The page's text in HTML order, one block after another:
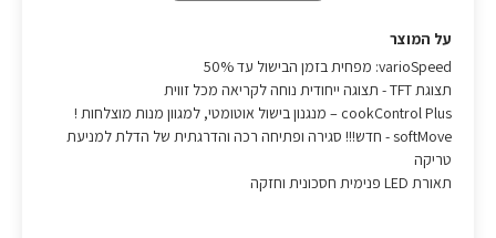
על המוצר
varioSpeed: מפחית בזמן הבישול עד 50%
תצוגת TFT - תצוגה ייחודית נוחה לקריאה מכל זווית
cookControl Plus – מנגנון בישול אוטומטי, למגוון מנות מוצלחות !
softMove - חדש!!! סגירה ופתיחה רכה והדרגתית של הדלת למניעת
טריקה
תאורת LED פנימית חסכונית וחזקה